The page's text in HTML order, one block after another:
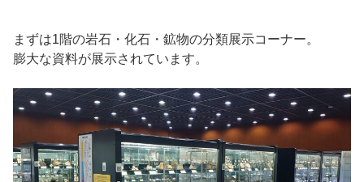
まずは1階の岩石・化石・鉱物の分類展示コーナー。
膨大な資料が展示されています。